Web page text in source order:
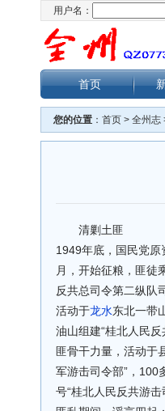
用户名：
首页
您的位置 ： 首页 > 全州志
清剿土匪
1949年底，国民党
月，开始征粮，匪徒
反共总司令第二纵队
活动于龙水东北一带
油山组建“桂北人民
匪骨干力量，活动于
军游击司令部”，100
号“桂北人民反共游击